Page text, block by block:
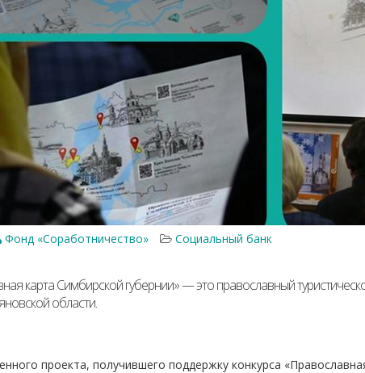
Фонд «Соработничество» Социальный банк
карта Симбирской губернии» — это православный
области.
проекта, получившего поддержку конкурса